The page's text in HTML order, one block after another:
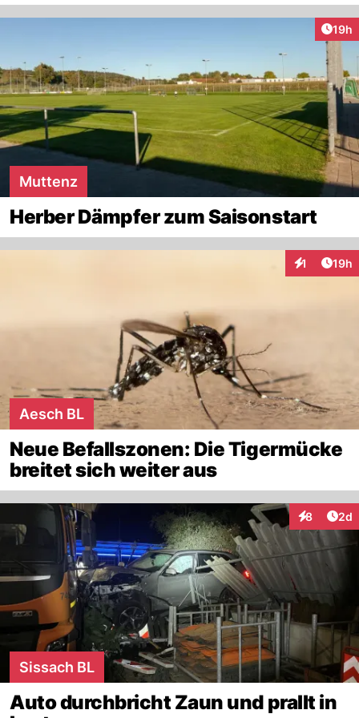
19h
Muttenz
Herber Dämpfer zum Saisonstart
1 19h
Aesch BL
Neue Befallszonen: Die Tigermücke
breitet sich weiter aus
8 2d
Sissach BL
Auto durchbricht Zaun und prallt in